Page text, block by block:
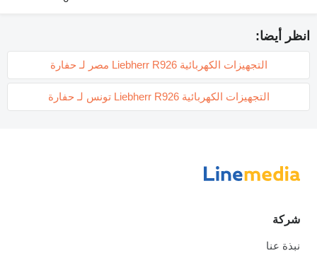
انظر أيضا:
التجهيزات الكهربائية Liebherr R926 مصر لـ حفارة
التجهيزات الكهربائية Liebherr R926 تونس لـ حفارة
شركة
نبذة عنا